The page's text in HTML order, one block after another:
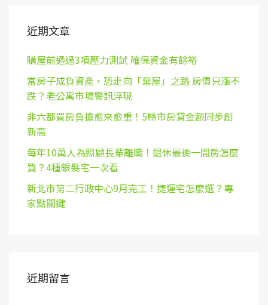
近期文章
購屋前通過3項壓力測試 確保資金有餘裕
當房子成負資產，恐走向「棄屋」之路 房價只漲不
跌？老公寓市場警訊浮現
非六都買房負擔愈來愈重！5縣市房貸金額同步創
新高
每年10萬人為照顧長輩離職！退休最後一間房怎麼
買？4種銀髮宅一次看
新北市第二行政中心9月完工！捷運宅怎麼選？專
家點關鍵
近期留言